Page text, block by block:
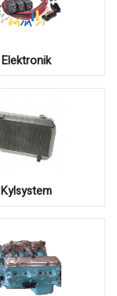
Elektronik
Kylsystem